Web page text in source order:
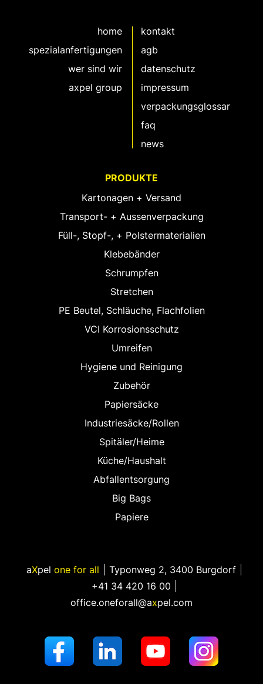
home
spezialanfertigungen
wer sind wir
axpel group
kontakt
agb
datenschutz
impressum
verpackungsglossar
faq
news
PRODUKTE
Kartonagen + Versand
Transport- + Aussenverpackung
Füll-, Stopf-, + Polstermaterialien
Klebebänder
Schrumpfen
Stretchen
PE Beutel, Schläuche, Flachfolien
VCI Korrosionsschutz
Umreifen
Hygiene und Reinigung
Zubehör
Papiersäcke
Industriesäcke/Rollen
Spitäler/Heime
Küche/Haushalt
Abfallentsorgung
Big Bags
Papiere
aXpel one for all Typonweg 2, 3400 Burgdorf
+41 34 420 16 00
office.oneforall@axpel.com